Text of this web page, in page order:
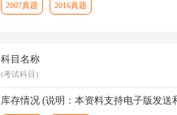
2007真题 2016真题
科目名称
(考试科目)
库存情况 (说明：本资料支持电子版发送